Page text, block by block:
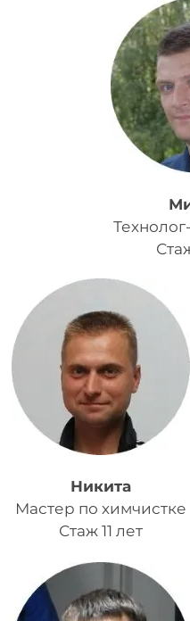
Никита
Мастер по химчистке
Стаж 11 лет